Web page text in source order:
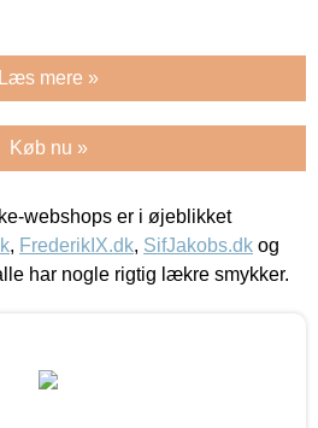
Læs mere »
Køb nu »
webshops er i øjeblikket
, FrederikIX.dk, SifJakobs.dk og
har nogle rigtig lækre smykker.